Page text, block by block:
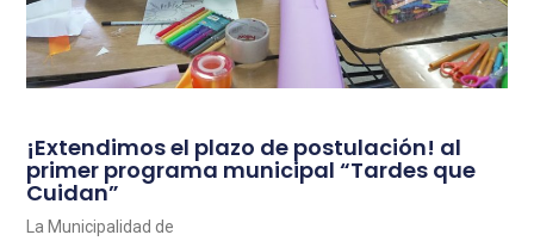
¡Extendimos el plazo de postulación! al
primer programa municipal “Tardes que
Cuidan”
La Municipalidad de